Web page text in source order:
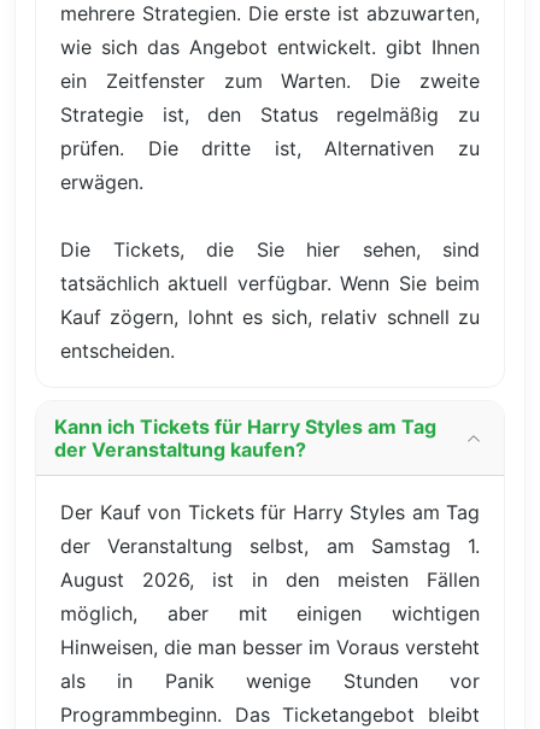
mehrere Strategien. Die erste ist abzuwarten,
wie sich das Angebot entwickelt. gibt Ihnen
ein Zeitfenster zum Warten. Die zweite
Strategie ist, den Status regelmäßig zu
prüfen. Die dritte ist, Alternativen zu
erwägen.
Die Tickets, die Sie hier sehen, sind
tatsächlich aktuell verfügbar. Wenn Sie beim
Kauf zögern, lohnt es sich, relativ schnell zu
entscheiden.
Kann ich Tickets für Harry Styles am Tag
der Veranstaltung kaufen?
Der Kauf von Tickets für Harry Styles am Tag
der Veranstaltung selbst, am Samstag 1.
August 2026, ist in den meisten Fällen
möglich, aber mit einigen wichtigen
Hinweisen, die man besser im Voraus versteht
als in Panik wenige Stunden vor
Programmbeginn. Das Ticketangebot bleibt